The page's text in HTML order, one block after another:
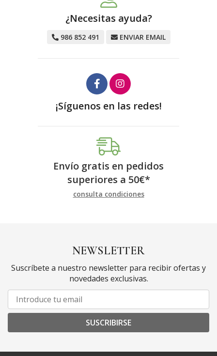
¿Necesitas ayuda?
986 852 491 ENVIAR EMAIL
¡Síguenos en las redes!
Envío gratis en pedidos
superiores a 50€*
consulta condiciones
NEWSLETTER
Suscríbete a nuestro newsletter para recibir ofertas y
novedades exclusivas.
SUSCRIBIRSE